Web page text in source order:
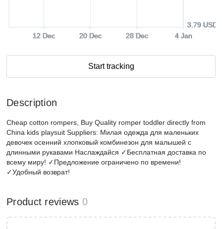
12 Dec 20 Dec 28 Dec 4 Jan
3.79 USD
Start tracking
Description
Cheap cotton rompers, Buy Quality romper toddler directly from
China kids playsuit Suppliers: Милая одежда для маленьких
девочек осенний хлопковый комбинезон для малышей с
длинными рукавами Наслаждайся ✓Бесплатная доставка по
всему миру! ✓Предложение ограничено по времени!
✓Удобный возврат!
Product reviews 0